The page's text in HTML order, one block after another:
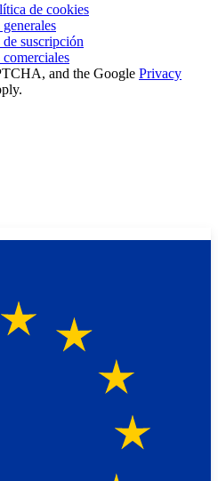
de cookies
suscripción
and the Google Privacy